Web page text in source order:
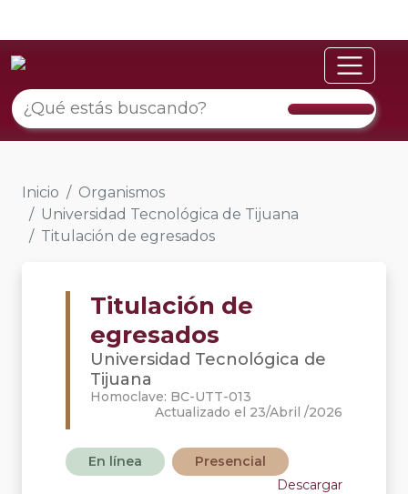
Inicio
Organismos
Universidad Tecnológica de Tijuana
Titulación de egresados
Titulación de
egresados
Universidad Tecnológica de
Tijuana
Homoclave: BC-UTT-013
Actualizado el 23/Abril /2026
En línea
Presencial
Descargar